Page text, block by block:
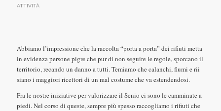
ATTIVITÀ
Abbiamo l’impressione che la raccolta “porta a porta” dei rifiuti metta
in evidenza persone pigre che pur di non seguire le regole, sporcano il
territorio, recando un danno a tutti. Temiamo che calanchi, fiumi e rii
siano i maggiori ricettori di un mal costume che va estendendosi.
Fra le nostre iniziative per valorizzare il Senio ci sono le camminate a
piedi. Nel corso di queste, sempre più spesso raccogliamo i rifiuti che